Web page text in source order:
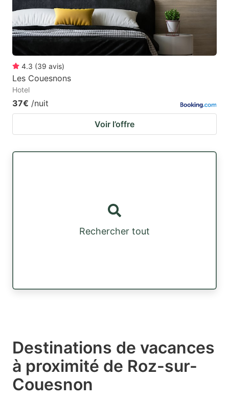
4.3 (39 avis)
Les Couesnons
Hotel
37€ /nuit
Voir l’offre
Rechercher tout
Destinations de vacances
à proximité de Roz-sur-
Couesnon